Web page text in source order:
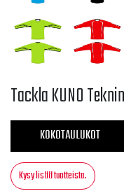
Tackla KUNO
KOKOTAULUKOT
Kysy lisää tuotteista.